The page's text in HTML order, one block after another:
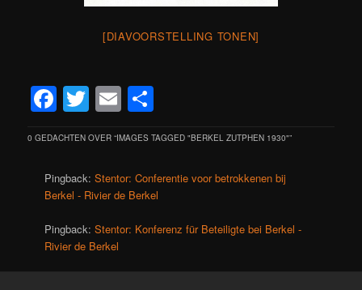
[DIAVOORSTELLING TONEN]
Facebook
Twitter
Email
0 GEDACHTEN OVER “IMAGES TAGGED "BERKEL ZUTPHEN 1930"”
Pingback:Stentor: Conferentie voor betrokkenen bij
Berkel - Rivier de Berkel
Pingback:Stentor: Konferenz für Beteiligte bei Berkel -
Rivier de Berkel